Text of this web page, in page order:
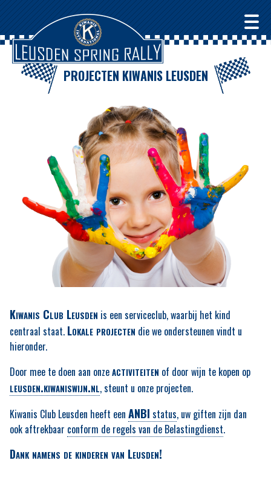
PROJECTEN KIWANIS LEUSDEN
Kiwanis Club Leusden is een serviceclub, waarbij het kind
centraal staat. Lokale projecten die we ondersteunen vindt u
hieronder.
Door mee te doen aan onzeactiviteiten of door wijn te kopen op
leusden.kiwaniswijn.nl, steunt u onze projecten.
Kiwanis Club Leusden heeft een ANBI status, uw giften zijn dan
ook aftrekbaar conform de regels van de Belastingdienst.
Dank namens de kinderen van Leusden!